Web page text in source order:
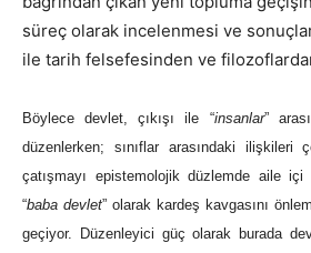
süreç olarak incelenmesi ve
ile tarih felsefesinden ve filozoflardan
Böylece devlet, çıkışı ile “insanlar”
düzenlerken; sınıflar arasındaki ilişkileri
çatışmayı epistemolojik düzlemde aile içi
“baba devlet” olarak kardeş kavgasını
geçiyor. Düzenleyici güç olarak burada